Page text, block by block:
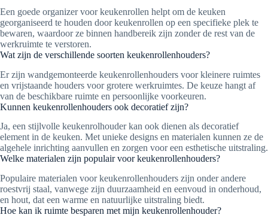
Een goede organizer voor keukenrollen helpt om de keuken
georganiseerd te houden door keukenrollen op een specifieke plek te
bewaren, waardoor ze binnen handbereik zijn zonder de rest van de
werkruimte te verstoren.
Wat zijn de verschillende soorten keukenrollenhouders?
Er zijn wandgemonteerde keukenrollenhouders voor kleinere ruimtes
en vrijstaande houders voor grotere werkruimtes. De keuze hangt af
van de beschikbare ruimte en persoonlijke voorkeuren.
Kunnen keukenrollenhouders ook decoratief zijn?
Ja, een stijlvolle keukenrolhouder kan ook dienen als decoratief
element in de keuken. Met unieke designs en materialen kunnen ze de
algehele inrichting aanvullen en zorgen voor een esthetische uitstraling.
Welke materialen zijn populair voor keukenrollenhouders?
Populaire materialen voor keukenrollenhouders zijn onder andere
roestvrij staal, vanwege zijn duurzaamheid en eenvoud in onderhoud,
en hout, dat een warme en natuurlijke uitstraling biedt.
Hoe kan ik ruimte besparen met mijn keukenrollenhouder?